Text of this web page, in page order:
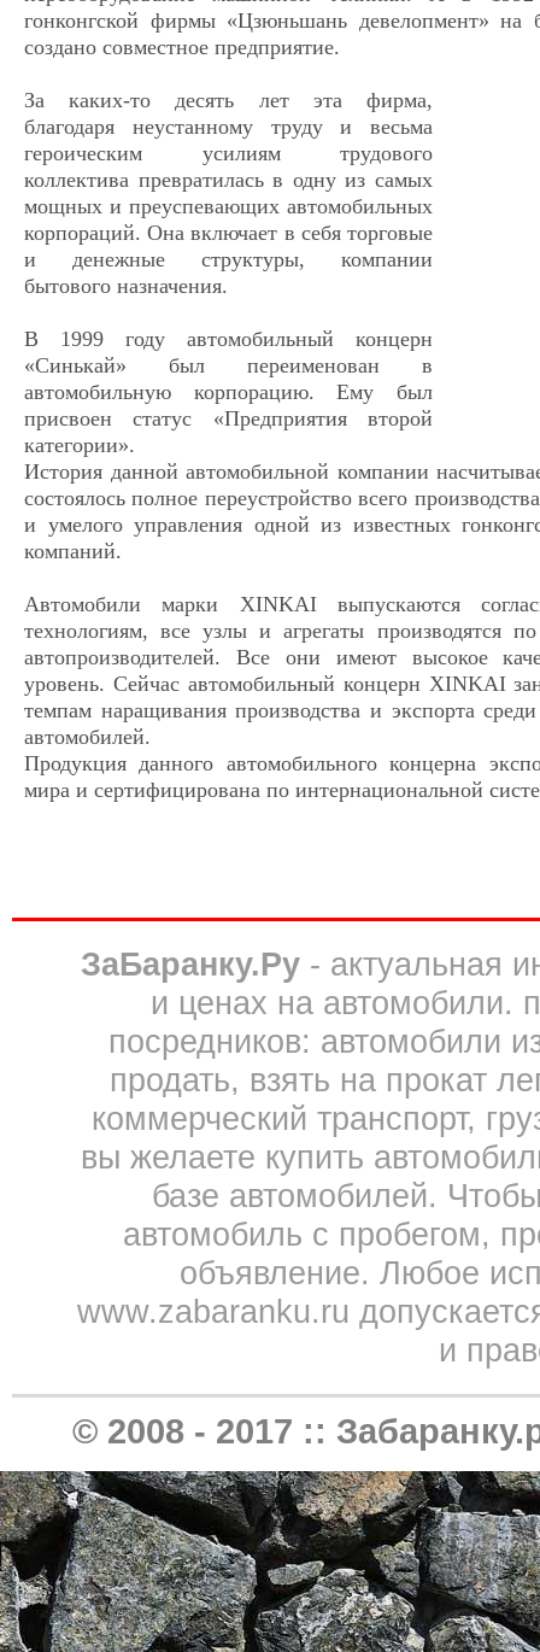
гонконгской фирмы «Цзюньшань девелопмент» на
создано совместное предприятие.
За каких-то десять лет эта фирма,
благодаря неустанному труду и весьма
героическим усилиям трудового
коллектива превратилась в одну из самых
мощных и преуспевающих автомобильных
корпораций. Она включает в себя торговые
и денежные структуры, компании
бытового назначения.
В 1999 году автомобильный концерн
«Синькай» был переименован в
автомобильную корпорацию. Ему был
присвоен статус «Предприятия второй
категории».
История данной автомобильной компании
состоялось полное переустройство всего
и умелого управления одной из известных
компаний.
Автомобили марки XINKAI выпускаются
технологиям, все узлы и агрегаты производятся
автопроизводителей. Все они имеют высокое
уровень. Сейчас автомобильный концерн XINKAI
темпам наращивания производства и экспорта
автомобилей.
Продукция данного автомобильного концерна
мира и сертифицирована по интернациональной
ЗаБаранку.Ру- актуальная
и ценах на автомобили.
посредников: автомобили
продать, взять на прокат
коммерческий транспорт,
вы желаете купить
базе автомобилей.
автомобиль с пробегом,
объявление. Любое
www.zabaranku.ru
и
© 2008 - 2017 ::